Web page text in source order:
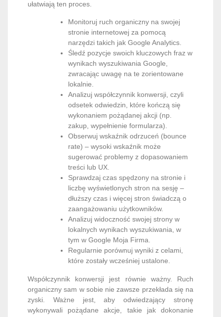
ułatwiają ten proces.
Monitoruj ruch organiczny na swojej
stronie internetowej za pomocą
narzędzi takich jak Google Analytics.
Śledź pozycje swoich kluczowych fraz w
wynikach wyszukiwania Google,
zwracając uwagę na te zorientowane
lokalnie.
Analizuj współczynnik konwersji, czyli
odsetek odwiedzin, które kończą się
wykonaniem pożądanej akcji (np.
zakup, wypełnienie formularza).
Obserwuj wskaźnik odrzuceń (bounce
rate) – wysoki wskaźnik może
sugerować problemy z dopasowaniem
treści lub UX.
Sprawdzaj czas spędzony na stronie i
liczbę wyświetlonych stron na sesję –
dłuższy czas i więcej stron świadczą o
zaangażowaniu użytkowników.
Analizuj widoczność swojej strony w
lokalnych wynikach wyszukiwania, w
tym w Google Moja Firma.
Regularnie porównuj wyniki z celami,
które zostały wcześniej ustalone.
Współczynnik konwersji jest równie ważny. Ruch
organiczny sam w sobie nie zawsze przekłada się na
zyski. Ważne jest, aby odwiedzający stronę
wykonywali pożądane akcje, takie jak dokonanie